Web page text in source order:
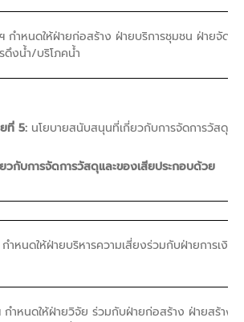
กำหนดให้ฝ่ายก่อสร้าง ฝ่ายบริการชุมชน ฝ่ายจัด
ดึงน้ำ/บริโภคน้ำ
ที่ 5: นโยบายสนับสนุนที่เกี่ยวกับการจัดการวัสดุ
วกับการจัดการวัสดุและของเสียประกอบด้วย
ำหนดให้ฝ่ายบริหารความเสี่ยงร่วมกับฝ่ายการเงิน
ำหนดให้ฝ่ายวิจัย ร่วมกับฝ่ายก่อสร้าง ฝ่ายสร้าง